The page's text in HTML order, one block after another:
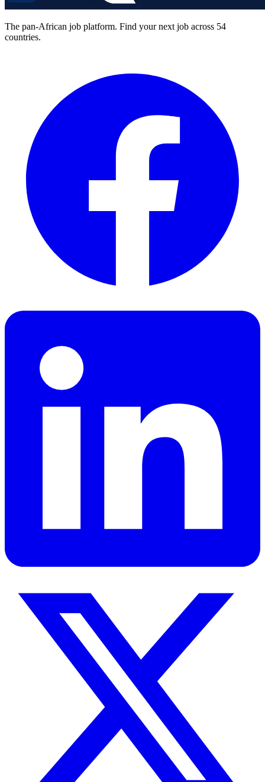
The pan-African job platform. Find your next job across 54
countries.